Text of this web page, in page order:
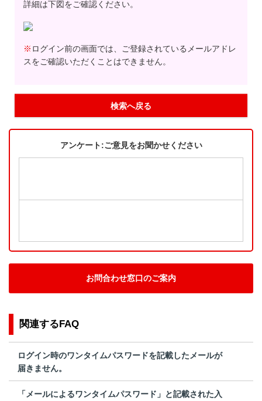
詳細は下図をご確認ください。
※ ログイン前の画面では、ご登録されているメールアドレ
スをご確認いただくことはできません。
検索へ戻る
アンケート:ご意見をお聞かせください
お問合わせ窓口のご案内
関連するFAQ
ログイン時のワンタイムパスワードを記載したメールが
届きません。
「メールによるワンタイムパスワード」と記載された入